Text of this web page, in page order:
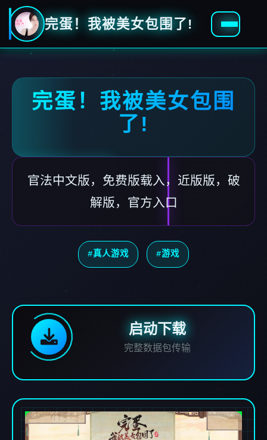
完蛋！我被美女包围了!
完蛋！我被美女包围
了!
官法中文版，免费版载入，近版版，破
解版，官方入口
#真人游戏 #游戏
启动下载
完整数据包传输